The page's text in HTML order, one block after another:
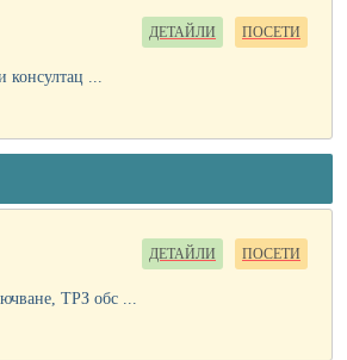
ПОСЕТИ
ДЕТАЙЛИ
...
ПОСЕТИ
ДЕТАЙЛИ
ТРЗ обс ...